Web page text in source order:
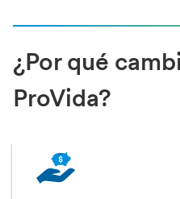
¿Por qué
ProVida?